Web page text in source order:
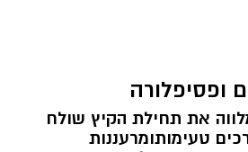
ופסיפלורה
את תחילת הקיץ שולח
טעימותומרעננות